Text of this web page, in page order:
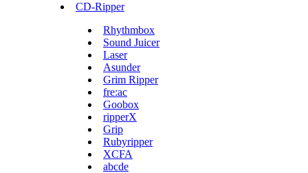
CD-Ripper
Rhythmbox
Sound Juicer
Laser
Asunder
Grim Ripper
fre:ac
Goobox
ripperX
Grip
Rubyripper
XCFA
abcde